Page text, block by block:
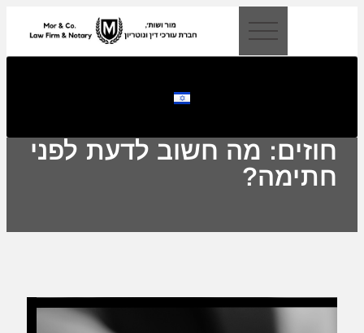
חוזים: מה חשוב לדעת לפני
חתימה?